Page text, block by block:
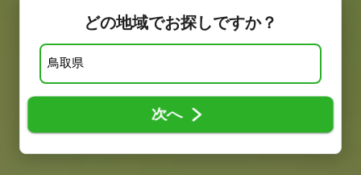
どの地域でお探しですか？
次へ